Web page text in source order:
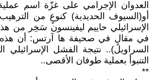
العدوان الإجرامي على غزّة اسم
أو(السيوف الحديدية) كنوعٍ من
الإسرائيلي حاييم ليفينسون سَخِر من
في مقالٍ في صحيفة ها آرتس: أن
السراويل).. نتيجة الفشل
التنبوأ بعملية طوفان الأقصى..
**